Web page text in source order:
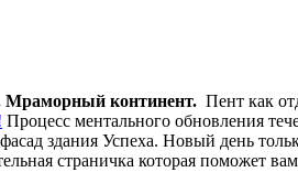
континент. Пент как
Процесс ментального обновления
здания Успеха. Новый день
страничка которая поможет